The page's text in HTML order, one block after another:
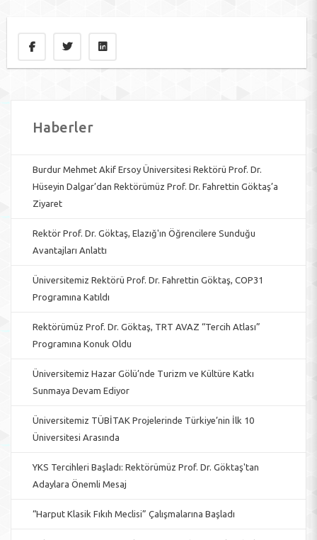
Haberler
Burdur Mehmet Akif Ersoy Üniversitesi Rektörü Prof. Dr.
Hüseyin Dalgar’dan Rektörümüz Prof. Dr. Fahrettin Göktaş’a
Ziyaret
Rektör Prof. Dr. Göktaş, Elazığ'ın Öğrencilere Sunduğu
Avantajları Anlattı
Üniversitemiz Rektörü Prof. Dr. Fahrettin Göktaş, COP31
Programına Katıldı
Rektörümüz Prof. Dr. Göktaş, TRT AVAZ “Tercih Atlası”
Programına Konuk Oldu
Üniversitemiz Hazar Gölü’nde Turizm ve Kültüre Katkı
Sunmaya Devam Ediyor
Üniversitemiz TÜBİTAK Projelerinde Türkiye’nin İlk 10
Üniversitesi Arasında
YKS Tercihleri Başladı: Rektörümüz Prof. Dr. Göktaş'tan
Adaylara Önemli Mesaj
“Harput Klasik Fıkıh Meclisi” Çalışmalarına Başladı